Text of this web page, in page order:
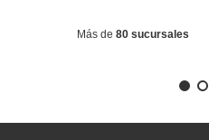
Más de 80 sucursales